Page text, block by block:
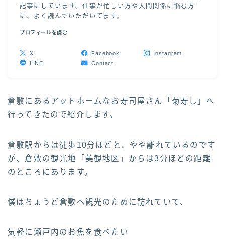
記事にしています。仕事が忙しい方や人間関係に悩む方
に、よく読んでいただいてます。
プロフィールを読む
X Facebook
Instagram
LINE
Contact
倉敷にあるアットホームなお寿司屋さん「菊寿し」へ
行ってきたので紹介します。
倉敷駅からは徒歩10分ほどと、やや離れているのです
が、倉敷の観光地「美観地区」からは3分ほどの距離
のところにあります。
僕はちょうど倉敷へ観光のために訪れていて、
気軽に瀬戸内のお魚を食べたい